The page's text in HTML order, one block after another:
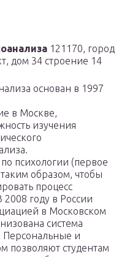
121170, город
дом 34 строение 14
основан в 1997
в Москве,
изучения
психологии (первое
образом, чтобы
процесс
2008 году в России
в Московском
система
Персональные и
позволяют студентам